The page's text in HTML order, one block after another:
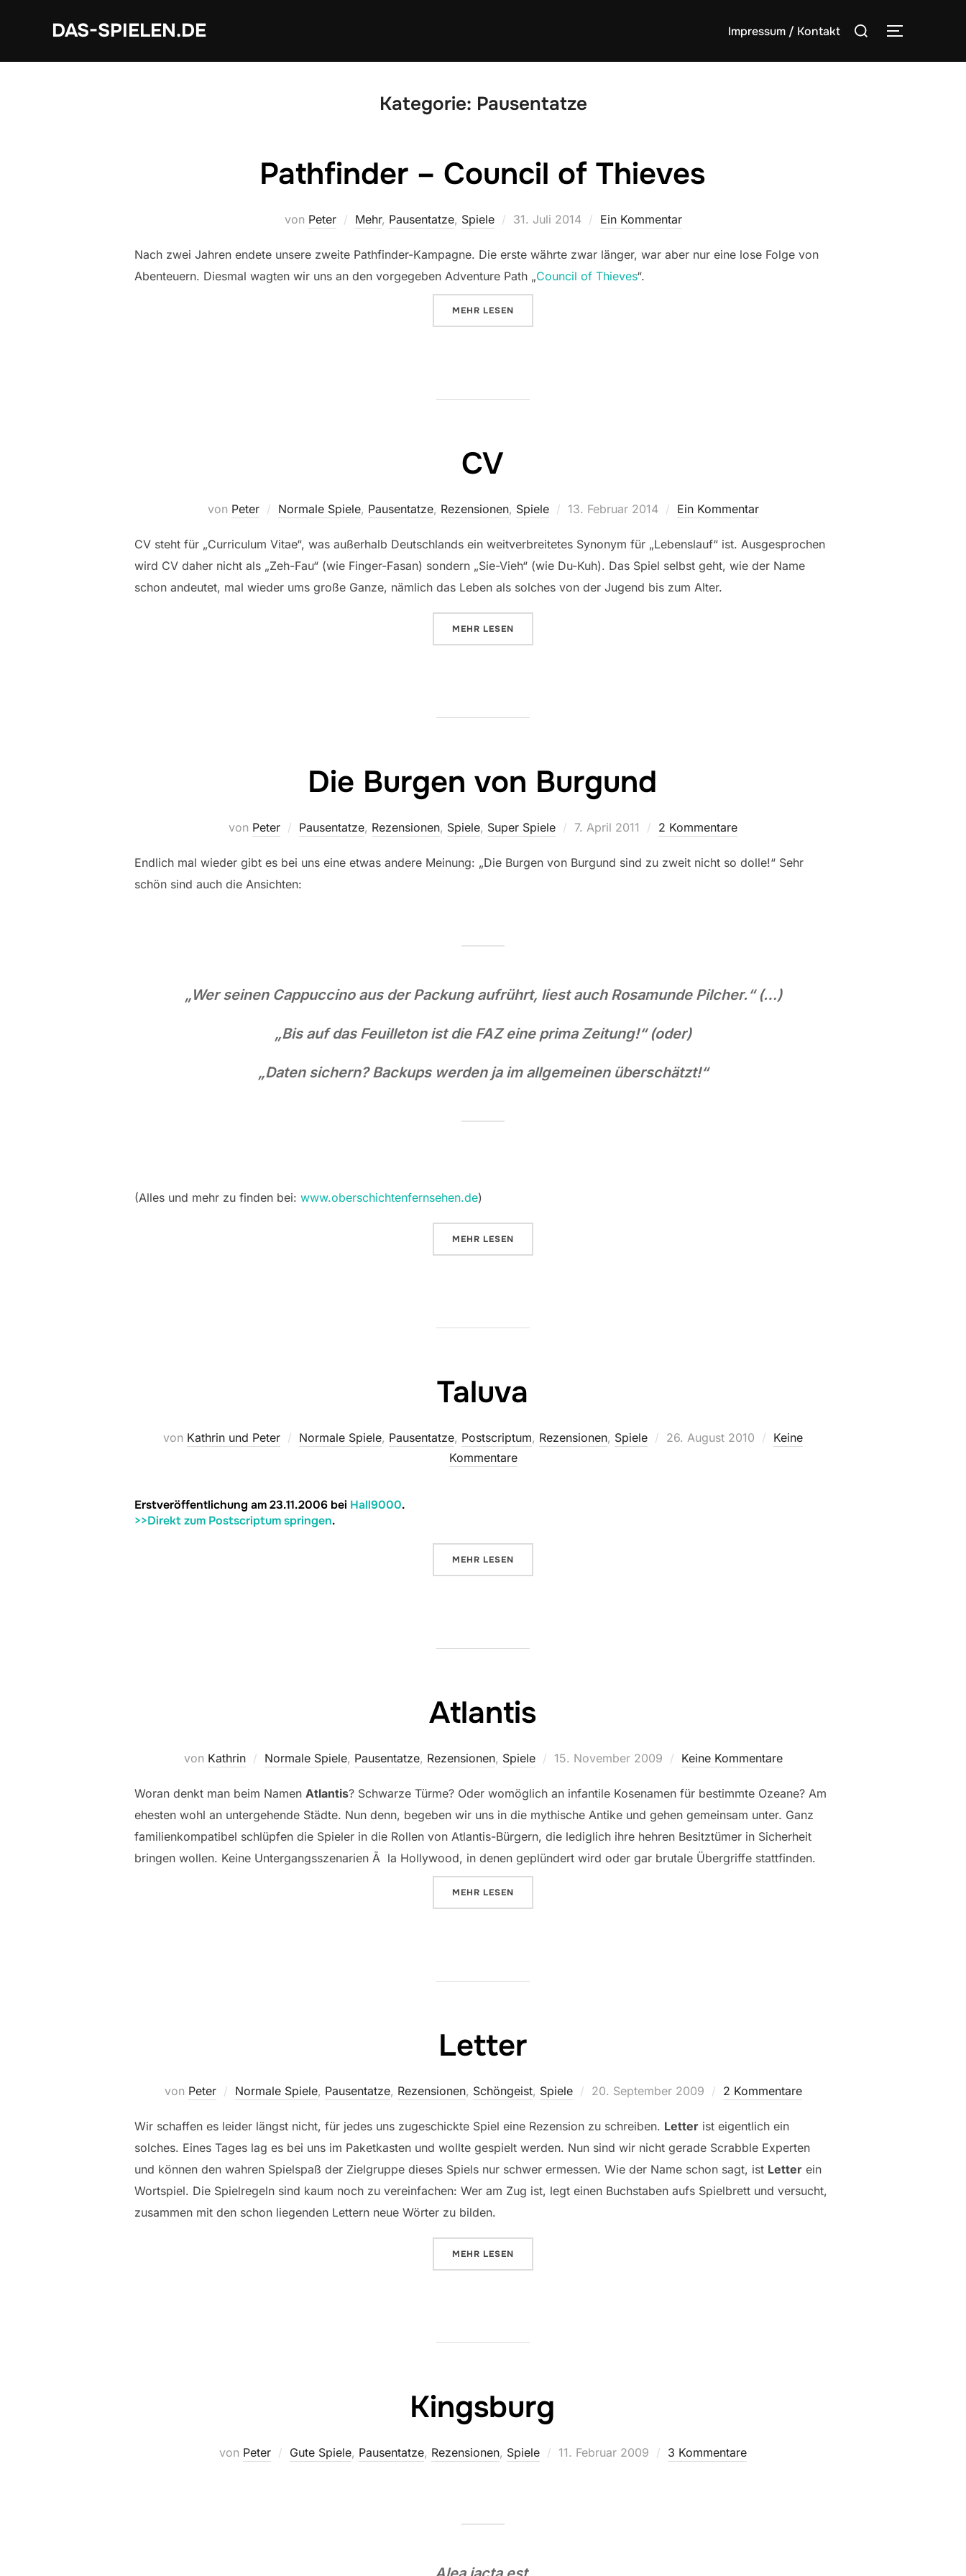
DAS-SPIELEN.DE Impressum / Kontakt
Suchen
Kategorie: Pausentatze
Pathfinder – Council of Thieves
von Peter Mehr, Pausentatze, Spiele
Veröffentlicht
31. Juli 2014 Ein Kommentar
Nach zwei Jahren endete unsere zweite Pathfinder-Kampagne. Die erste währte zwar länger, war aber nur eine lose Folge von
Abenteuern. Diesmal wagten wir uns an den vorgegeben Adventure Path „Council of Thieves“.
MEHR ÜBER „PATHFINDER – COUNCIL OF THIEVES“
LESEN
CV
von Peter Normale Spiele, Pausentatze, Rezensionen, Spiele
Veröffentlicht
13. Februar 2014 Ein Kommentar
CV steht für „Curriculum Vitae“, was außerhalb Deutschlands ein weitverbreitetes Synonym für „Lebenslauf“ ist. Ausgesprochen
wird CV daher nicht als „Zeh-Fau“ (wie Finger-Fasan) sondern „Sie-Vieh“ (wie Du-Kuh). Das Spiel selbst geht, wie der Name
schon andeutet, mal wieder ums große Ganze, nämlich das Leben als solches von der Jugend bis zum Alter.
MEHR ÜBER „CV“
LESEN
Die Burgen von Burgund
von Peter Pausentatze, Rezensionen, Spiele, Super Spiele
Veröffentlicht
7. April 2011 2 Kommentare
Endlich mal wieder gibt es bei uns eine etwas andere Meinung: „Die Burgen von Burgund sind zu zweit nicht so dolle!“ Sehr
schön sind auch die Ansichten:
„Wer seinen Cappuccino aus der Packung aufrührt, liest auch Rosamunde Pilcher.“ (…)
„Bis auf das Feuilleton ist die FAZ eine prima Zeitung!“ (oder)
„Daten sichern? Backups werden ja im allgemeinen überschätzt!“
(Alles und mehr zu finden bei: www.oberschichtenfernsehen.de)
MEHR ÜBER „DIE BURGEN VON BURGUND“
LESEN
Taluva
von Kathrin und Peter Normale Spiele, Pausentatze, Postscriptum, Rezensionen, Spiele
Veröffentlicht
26. August 2010
Keine
Kommentare
Erstveröffentlichung am 23.11.2006 bei Hall9000.
>>Direkt zum Postscriptum springen.
MEHR ÜBER „TALUVA“
LESEN
Atlantis
von Kathrin Normale Spiele, Pausentatze, Rezensionen, Spiele
Veröffentlicht
15. November 2009 Keine Kommentare
Woran denkt man beim Namen Atlantis? Schwarze Türme? Oder womöglich an infantile Kosenamen für bestimmte Ozeane? Am
ehesten wohl an untergehende Städte. Nun denn, begeben wir uns in die mythische Antike und gehen gemeinsam unter. Ganz
familienkompatibel schlüpfen die Spieler in die Rollen von Atlantis-Bürgern, die lediglich ihre hehren Besitztümer in Sicherheit
bringen wollen. Keine Untergangsszenarien Ã la Hollywood, in denen geplündert wird oder gar brutale Übergriffe stattfinden.
MEHR ÜBER „ATLANTIS“
LESEN
Letter
von Peter Normale Spiele, Pausentatze, Rezensionen, Schöngeist, Spiele
Veröffentlicht
20. September 2009 2 Kommentare
Wir schaffen es leider längst nicht, für jedes uns zugeschickte Spiel eine Rezension zu schreiben. Letter ist eigentlich ein
solches. Eines Tages lag es bei uns im Paketkasten und wollte gespielt werden. Nun sind wir nicht gerade Scrabble Experten
und können den wahren Spielspaß der Zielgruppe dieses Spiels nur schwer ermessen. Wie der Name schon sagt, ist Letter ein
Wortspiel. Die Spielregeln sind kaum noch zu vereinfachen: Wer am Zug ist, legt einen Buchstaben aufs Spielbrett und versucht,
zusammen mit den schon liegenden Lettern neue Wörter zu bilden.
MEHR ÜBER „LETTER“
LESEN
Kingsburg
von Peter Gute Spiele, Pausentatze, Rezensionen, Spiele
Veröffentlicht
11. Februar 2009 3 Kommentare